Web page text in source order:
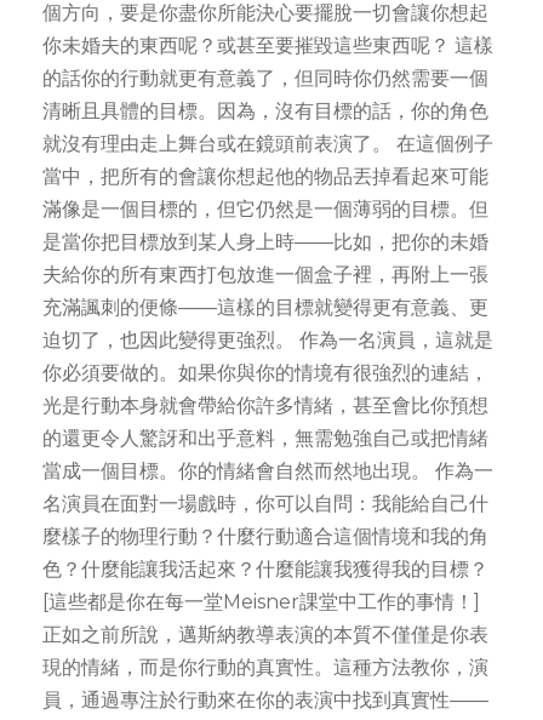
個方向，要是你盡你所能決心要擺脫一切會讓你想起
你未婚夫的東西呢？或甚至要摧毀這些東西呢？ 這樣
的話你的行動就更有意義了，但同時你仍然需要一個
清晰且具體的目標。因為，沒有目標的話，你的角色
就沒有理由走上舞台或在鏡頭前表演了。 在這個例子
當中，把所有的會讓你想起他的物品丟掉看起來可能
滿像是一個目標的，但它仍然是一個薄弱的目標。但
是當你把目標放到某人身上時——比如，把你的未婚
夫給你的所有東西打包放進一個盒子裡，再附上一張
充滿諷刺的便條——這樣的目標就變得更有意義、更
迫切了，也因此變得更強烈。 作為一名演員，這就是
你必須要做的。如果你與你的情境有很強烈的連結，
光是行動本身就會帶給你許多情緒，甚至會比你預想
的還更令人驚訝和出乎意料，無需勉強自己或把情緒
當成一個目標。你的情緒會自然而然地出現。 作為一
名演員在面對一場戲時，你可以自問：我能給自己什
麼樣子的物理行動？什麼行動適合這個情境和我的角
色？什麼能讓我活起來？什麼能讓我獲得我的目標？
[這些都是你在每一堂Meisner課堂中工作的事情！]
正如之前所說，邁斯納教導表演的本質不僅僅是你表
現的情緒，而是你行動的真實性。這種方法教你，演
員，通過專注於行動來在你的表演中找到真實性——